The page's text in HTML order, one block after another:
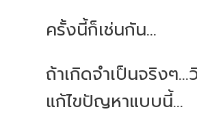
ครั้งนี้ก็เช่นกัน...
ถ้าเกิดจำเป็นจริงๆ...
แก้ไขปัญหาแบบนี้...